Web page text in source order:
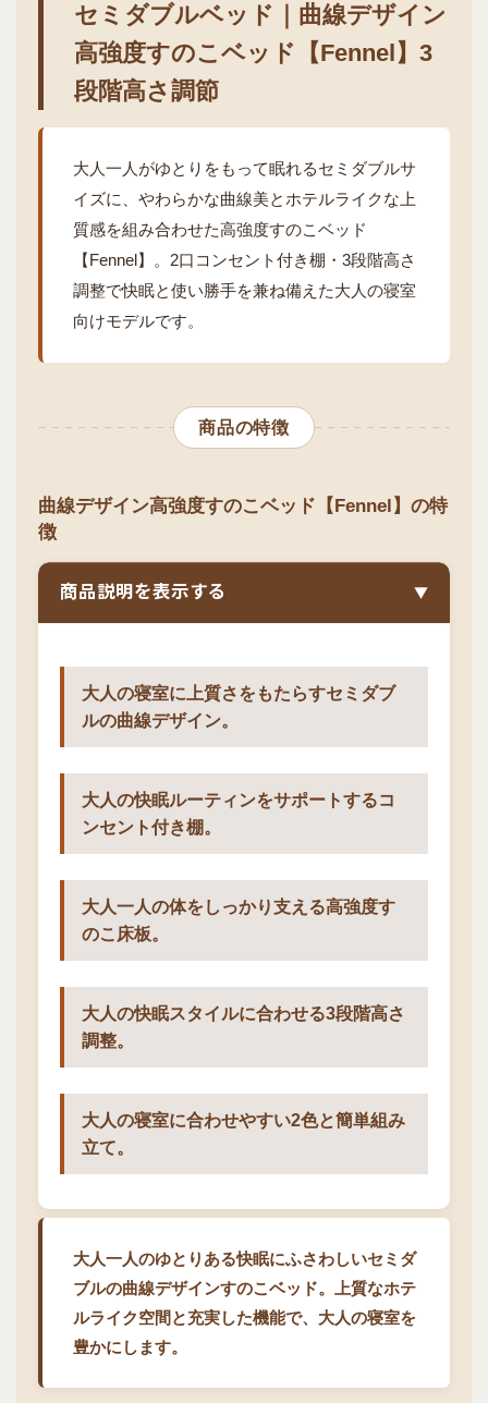
セミダブルベッド｜曲線デザイン
高強度すのこベッド【Fennel】3
段階高さ調節
大人一人がゆとりをもって眠れるセミダブルサ
イズに、やわらかな曲線美とホテルライクな上
質感を組み合わせた高強度すのこベッド
【Fennel】。2口コンセント付き棚・3段階高さ
調整で快眠と使い勝手を兼ね備えた大人の寝室
向けモデルです。
商品の特徴
曲線デザイン高強度すのこベッド【Fennel】の特
徴
商品説明を表示する ▼
大人の寝室に上質さをもたらすセミダブ
ルの曲線デザイン。
大人の快眠ルーティンをサポートするコ
ンセント付き棚。
大人一人の体をしっかり支える高強度す
のこ床板。
大人の快眠スタイルに合わせる3段階高さ
調整。
大人の寝室に合わせやすい2色と簡単組み
立て。
大人一人のゆとりある快眠にふさわしいセミダ
ブルの曲線デザインすのこベッド。上質なホテ
ルライク空間と充実した機能で、大人の寝室を
豊かにします。